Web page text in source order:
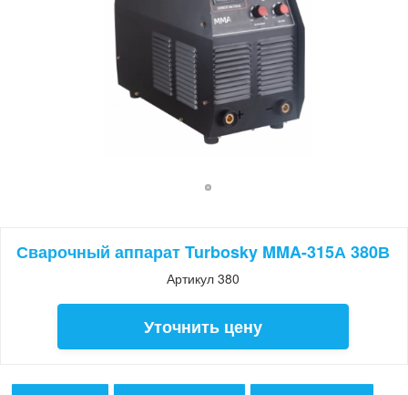
Сварочный аппарат Turbosky MMA-315А 380В
Артикул 380
Уточнить цену